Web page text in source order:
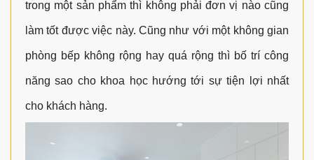
trong một sản phẩm thì không phải đơn vị nào cũng
làm tốt được việc này. Cũng như với một không gian
phòng bếp không rộng hay quá rộng thì bố trí công
năng sao cho khoa học hướng tới sự tiện lợi nhất
cho khách hàng.